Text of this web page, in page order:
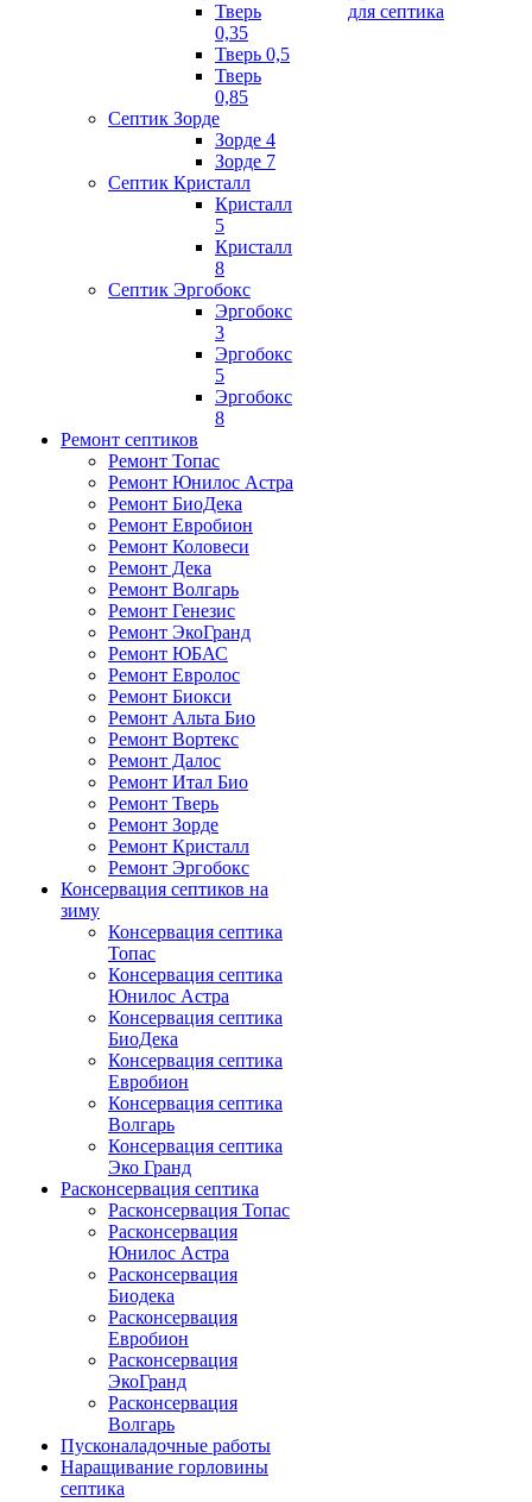
Тверь
0,35
Тверь 0,5
Тверь
0,85
Септик Зорде
Зорде 4
Зорде 7
Септик Кристалл
Кристалл
5
Кристалл
8
Септик Эргобокс
Эргобокс
3
Эргобокс
5
Эргобокс
8
Ремонт септиков
Ремонт Топас
Ремонт Юнилос Астра
Ремонт БиоДека
Ремонт Евробион
Ремонт Коловеси
Ремонт Дека
Ремонт Волгарь
Ремонт Генезис
Ремонт ЭкоГранд
Ремонт ЮБАС
Ремонт Евролос
Ремонт Биокси
Ремонт Альта Био
Ремонт Вортекс
Ремонт Далос
Ремонт Итал Био
Ремонт Тверь
Ремонт Зорде
Ремонт Кристалл
Ремонт Эргобокс
Консервация септиков на
зиму
Консервация септика
Топас
Консервация септика
Юнилос Астра
Консервация септика
БиоДека
Консервация септика
Евробион
Консервация септика
Волгарь
Консервация септика
Эко Гранд
Расконсервация септика
Расконсервация Топас
Расконсервация
Юнилос Астра
Расконсервация
Биодека
Расконсервация
Евробион
Расконсервация
ЭкоГранд
Расконсервация
Волгарь
Пусконаладочные работы
Наращивание горловины
септика
для септика